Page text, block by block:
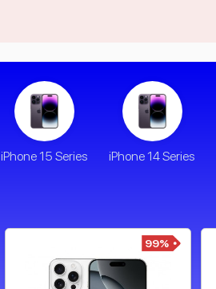
iPhone 15 Series iPhone 14 Series
99%